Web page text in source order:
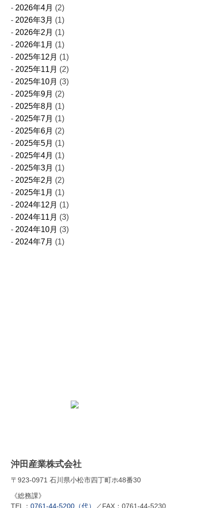
2026年4月 (2)
2026年3月 (1)
2026年2月 (1)
2026年1月 (1)
2025年12月 (1)
2025年11月 (2)
2025年10月 (3)
2025年9月 (2)
2025年8月 (1)
2025年7月 (1)
2025年6月 (2)
2025年5月 (1)
2025年4月 (1)
2025年3月 (1)
2025年2月 (2)
2025年1月 (1)
2024年12月 (1)
2024年11月 (3)
2024年10月 (3)
2024年7月 (1)
沖田産業株式会社
〒923-0971 石川県小松市四丁町ホ48番30
《総務課》
TEL：0761-44-5200（代） ／FAX：0761-44-5230